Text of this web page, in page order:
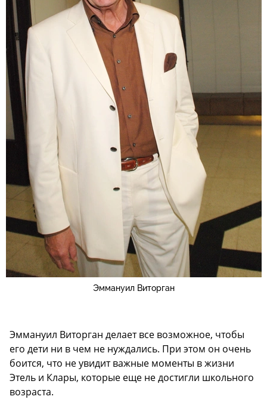
Эммануил Виторган
Эммануил Виторган делает все возможное, чтобы
его дети ни в чем не нуждались. При этом он очень
боится, что не увидит важные моменты в жизни
Этель и Клары, которые еще не достигли школьного
возраста.